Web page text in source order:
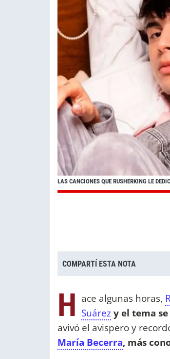
LAS CANCIONES QUE RUSHERKING LE
COMPARTÍ ESTA NOTA
H ace algunas horas,
Suárezy el tema
avivó el avispero y
María Becerra, más